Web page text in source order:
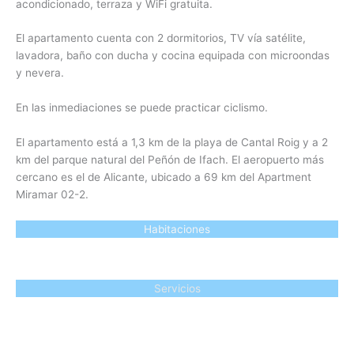
acondicionado, terraza y WiFi gratuita.
El apartamento cuenta con 2 dormitorios, TV vía satélite,
lavadora, baño con ducha y cocina equipada con microondas
y nevera.
En las inmediaciones se puede practicar ciclismo.
El apartamento está a 1,3 km de la playa de Cantal Roig y a 2
km del parque natural del Peñón de Ifach. El aeropuerto más
cercano es el de Alicante, ubicado a 69 km del Apartment
Miramar 02-2.
Habitaciones
Servicios